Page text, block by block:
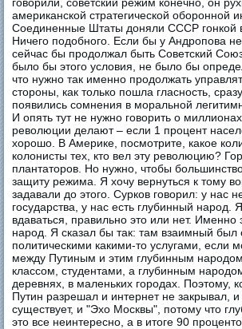
американской стратегической оборонной
Соединенные Штаты доняли СССР гонкой
Ничего подобного. Если бы у Андропова
сейчас бы продолжал быть Советский
было бы этого условия, не было бы
что нужно так именно продолжать
стороны, как только пошла гласность,
появились сомнения в моральной
И опять тут не нужно говорить о
революции делают – если 1 процент
хорошо. В Америке, посмотрите, какое
колонисты тех, кто вел эту революцию?
плантаторов. Но нужно, чтобы
защиту режима. Я хочу вернуться к тому
задавали до этого. Сурков говорил: у нас
государства, у нас есть глубинный народ.
вдаваться, правильно это или нет. Именно
народ. Я сказал бы так: там взаимный был
политическими какими-то услугами, если
между Путиным и этим глубинным
классом, студентами, а глубинным
деревнях, в маленьких городах. Поэтому,
Путин разрешал и интернет не закрывал, и
существует, и "Эхо Москвы", потому что
это все неинтересно, а в итоге 90